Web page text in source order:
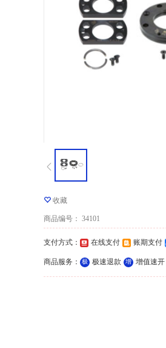
收藏
商品编号 ： 34101
支付方式 ： 在线支付 账期支付
商品服务 ： 极 极速退款 增 增值速开